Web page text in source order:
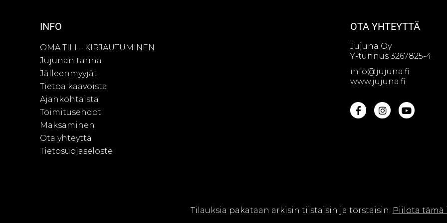
Tilauksia pakataan arkisin tiistaisin ja torstaisin. Piilota tämä
INFO
OMA TILI – KIRJAUTUMINEN
Jujunan tarina
Jälleenmyyjät
Tietoa kaavoista
Ajankohtaista
Toimitusehdot
Maksaminen
Ota yhteyttä
Tietosuojaseloste
OTA YHTEYTTÄ
Jujuna Oy
Y-tunnus 3267825-4
info@jujuna.fi
www.jujuna.fi
© Jujuna Oy || Web design bySivutaikuri Oy